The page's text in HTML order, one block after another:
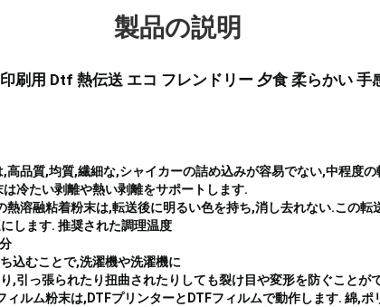
製品の説明
刷用 Dtf 熱伝送 エコ フレンドリー 夕食 柔らかい 手
高品質,均質,繊細な,シャイカーの詰め込みが容易でない,中程度
冷たい剥離や熱い剥離をサポートします.
熱溶融粘着粉末は,転送後に明るい色を持ち,消し去れない.この転
します. 推奨された調理温度
込むことで,洗濯機や洗濯機に
,引っ張られたり扭曲されたりしても裂け目や変形を防ぐことが
ィルム粉末は,DTFプリンターとDTFフィルムで動作します. 綿,